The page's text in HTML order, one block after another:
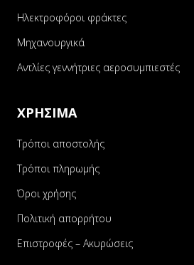
Ηλεκτροφόροι φράκτες
Μηχανουργικά
Αντλίες γεννήτριες αεροσυμπιεστές
ΧΡΗΣΙΜΑ
Τρόποι αποστολής
Τρόποι πληρωμής
Όροι χρήσης
Πολιτική απορρήτου
Επιστροφές – Ακυρώσεις